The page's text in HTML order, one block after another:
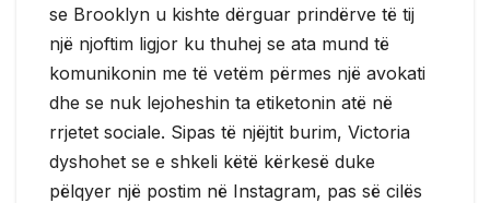
se Brooklyn u kishte dërguar prindërve të tij
një njoftim ligjor ku thuhej se ata mund të
komunikonin me të vetëm përmes një avokati
dhe se nuk lejoheshin ta etiketonin atë në
rrjetet sociale. Sipas të njëjtit burim, Victoria
dyshohet se e shkeli këtë kërkesë duke
pëlqyer një postim në Instagram, pas së cilës